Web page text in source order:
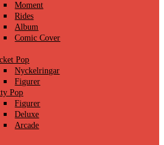
Moment
Rides
Album
Comic Cover
Pop
Nyckelringar
Figurer
Pop
Figurer
Deluxe
Arcade